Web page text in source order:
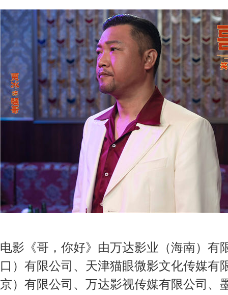
电影《哥，你好》由万达影业（海南）有
口）有限公司 、 天津猫眼微影文化传媒有
京）有限公司 、 万达影视传媒有限公司、